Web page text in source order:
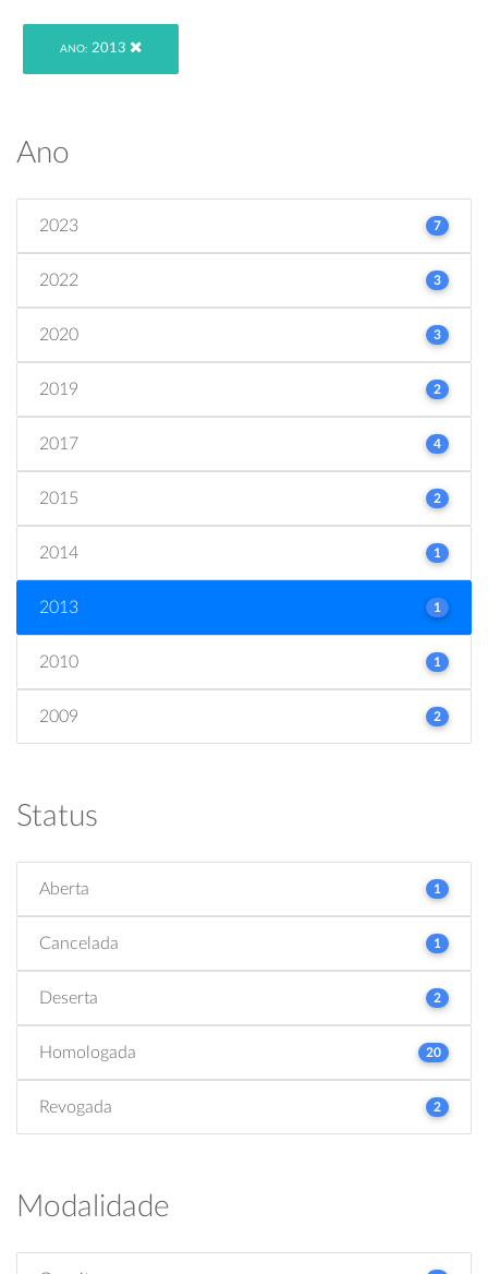
ANO: 2013
Ano
2023 7
2022 3
2020 3
2019 2
2017 4
2015 2
2014 1
2013 1
2010 1
2009 2
Status
Aberta 1
Cancelada 1
Deserta 2
Homologada 20
Revogada 2
Modalidade